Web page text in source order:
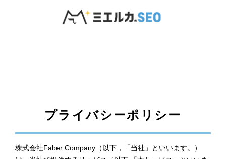
プライバシーポリシー
株式会社Faber Company（以下，「当社」といいます。）